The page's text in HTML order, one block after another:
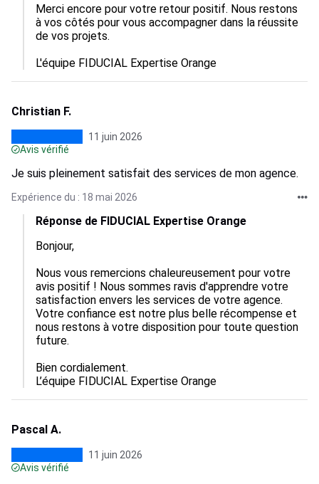
Merci encore pour votre retour positif. Nous restons
à vos côtés pour vous accompagner dans la réussite
de vos projets.
L'équipe FIDUCIAL Expertise Orange
Christian F.
11 juin 2026
Avis vérifié
Je suis pleinement satisfait des services de mon agence.
Expérience du : 18 mai 2026
Réponse de FIDUCIAL Expertise Orange
Bonjour,
Nous vous remercions chaleureusement pour votre
avis positif ! Nous sommes ravis d'apprendre votre
satisfaction envers les services de votre agence.
Votre confiance est notre plus belle récompense et
nous restons à votre disposition pour toute question
future.
Bien cordialement.
L’équipe FIDUCIAL Expertise Orange
Pascal A.
11 juin 2026
Avis vérifié